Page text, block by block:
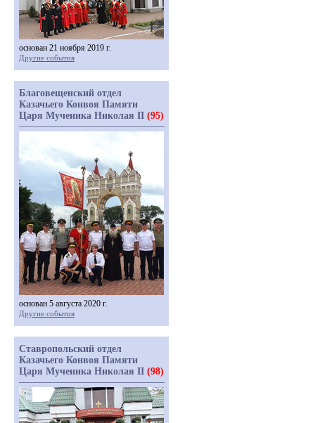
основан 21 ноября 2019 г.
Другие события
Благовещенский отдел
Казачьего Конвоя Памяти
Царя Мученика Николая II (95)
основан 5 августа 2020 г.
Другие события
Ставропольский отдел
Казачьего Конвоя Памяти
Царя Мученика Николая II (98)